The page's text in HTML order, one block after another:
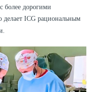
более дорогими
делает ICG рациональным